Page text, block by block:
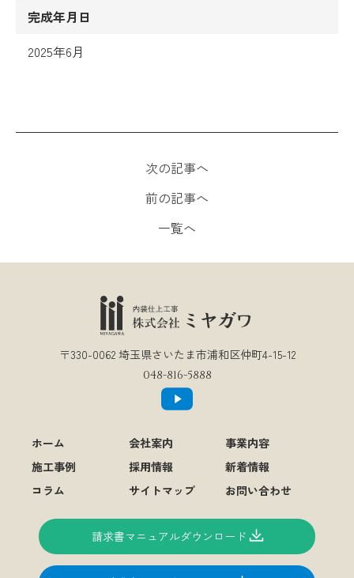
完成年月日
2025年6月
前の記事へ
一覧へ
次の記事へ
〒330-0062 埼玉県さいたま市浦和区仲町4-15-12
048-816-5888
ホーム 会社案内
事業内容
施工事例
採用情報
新着情報
コラム
サイトマップ お問い合わせ
請求書マニュアルダウンロード